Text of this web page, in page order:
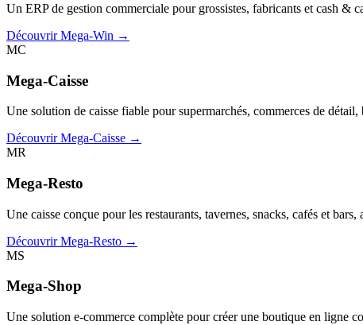
Un ERP de gestion commerciale pour grossistes, fabricants et cash &
Découvrir Mega-Win →
MC
Mega-Caisse
Une solution de caisse fiable pour supermarchés, commerces de
Découvrir Mega-Caisse →
MR
Mega-Resto
Une caisse conçue pour les restaurants, tavernes, snacks, cafés et
Découvrir Mega-Resto →
MS
Mega-Shop
Une solution e-commerce complète pour créer une boutique en ligne